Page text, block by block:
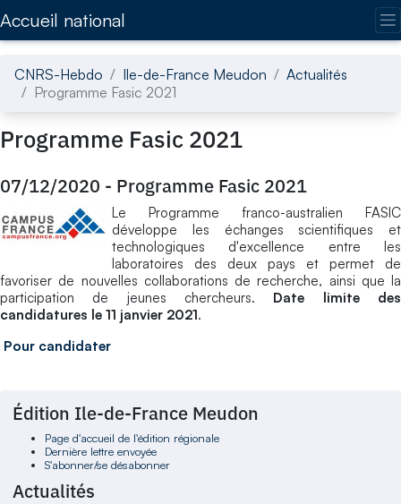
Accueil national
CNRS-Hebdo Ile-de-France Meudon
Actualités
Programme Fasic 2021
Programme Fasic 2021
07/12/2020 - Programme Fasic 2021
Le Programme franco-australien FASIC
développe les échanges scientifiques et
technologiques d'excellence entre les
laboratoires des deux pays et permet de
favoriser de nouvelles collaborations de recherche, ainsi que la
participation de jeunes chercheurs. Date limite des
candidatures le 11 janvier 2021.
Pour candidater
Édition Ile-de-France Meudon
Page d'accueil de l'édition régionale
Dernière lettre envoyée
S'abonner/se désabonner
Actualités